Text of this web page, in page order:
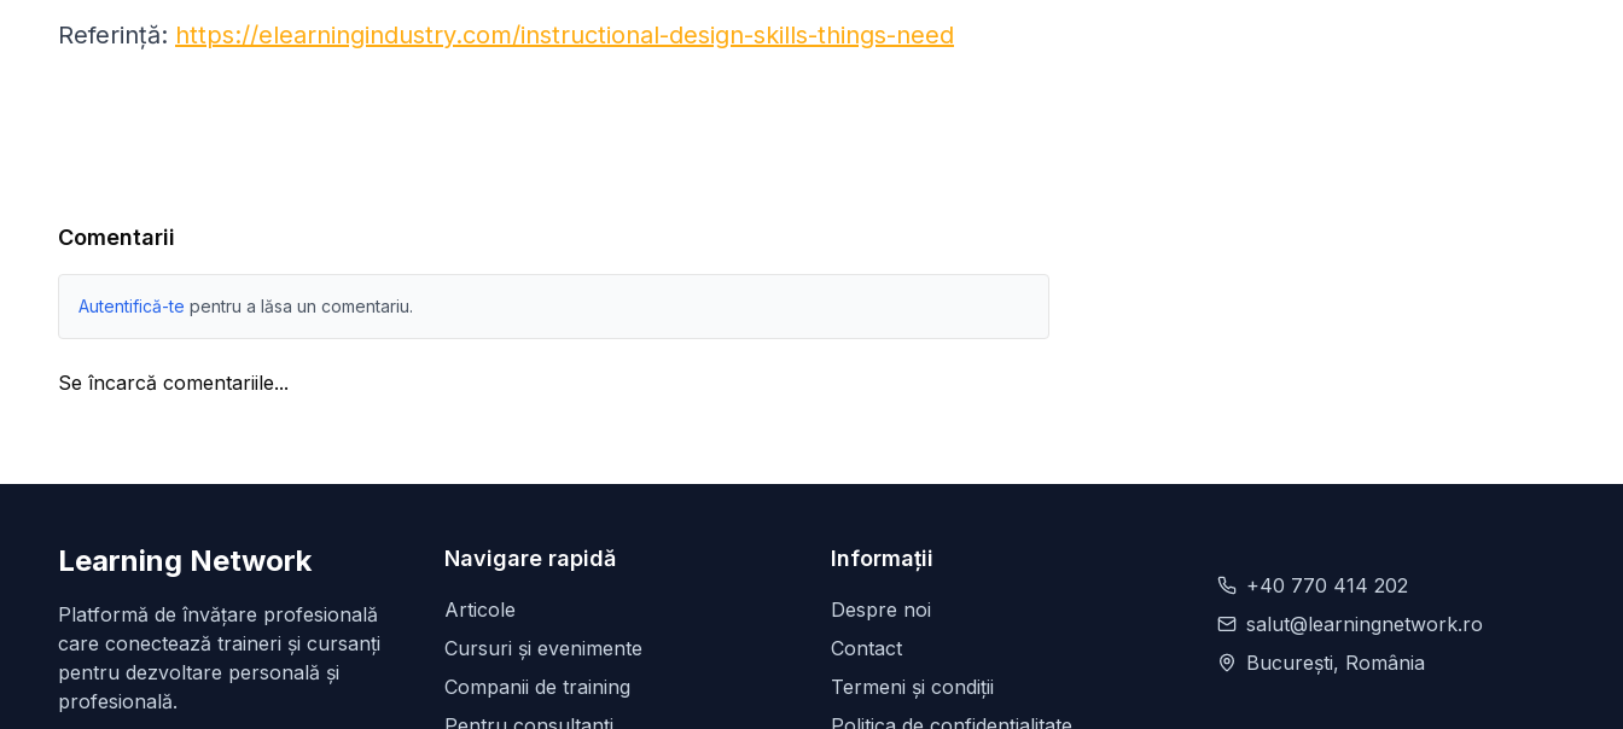
Referință: https://elearningindustry.com/instructional-design-skills-things-need
Comentarii
Autentifică-te pentru a lăsa un comentariu.
Se încarcă comentariile...
Learning Network
Platformă de învățare profesională
care conectează traineri și cursanți
pentru dezvoltare personală și
profesională.
Navigare rapidă
Articole
Cursuri și evenimente
Companii de training
Informații
Despre noi
Contact
Termeni și condiții
+40 770 414 202
salut@learningnetwork.ro
București, România